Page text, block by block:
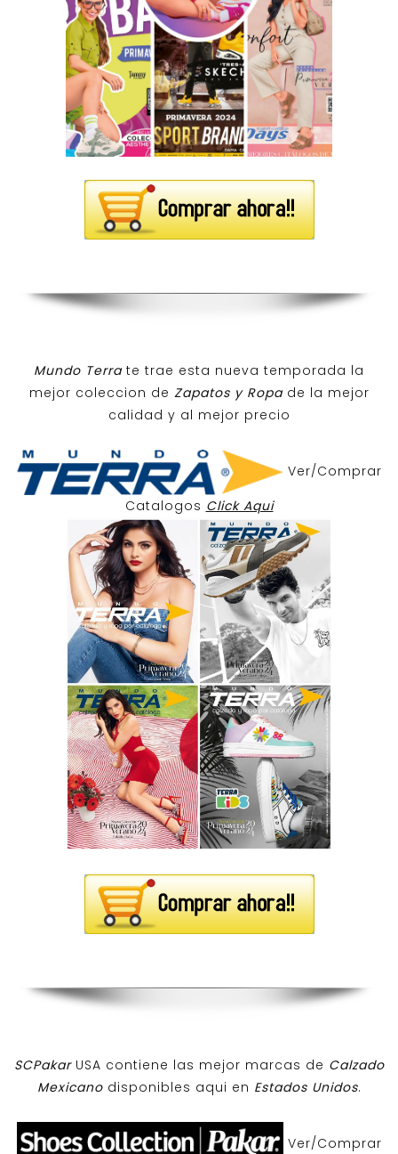
Mundo Terra te trae esta nueva temporada la
mejor coleccion de Zapatos y Ropa de la mejor
calidad y al mejor precio
Ver/Comprar
Catalogos Click Aqui
SCPakar USA contiene las mejor marcas de Calzado
Mexicanodisponibles aqui en Estados Unidos.
Ver/Comprar